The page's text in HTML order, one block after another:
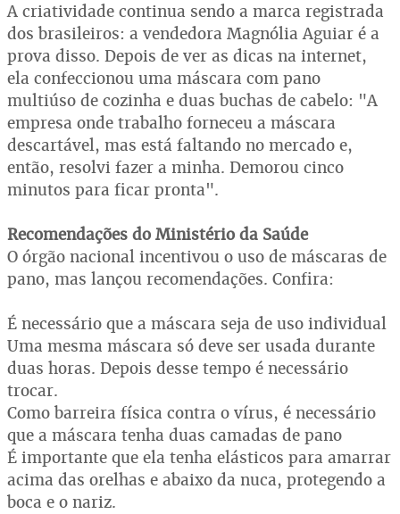
A criatividade continua sendo a marca registrada
dos brasileiros: a vendedora Magnólia Aguiar é a
prova disso. Depois de ver as dicas na internet,
ela confeccionou uma máscara com pano
multiúso de cozinha e duas buchas de cabelo: "A
empresa onde trabalho forneceu a máscara
descartável, mas está faltando no mercado e,
então, resolvi fazer a minha. Demorou cinco
minutos para ficar pronta".
Recomendações do Ministério da Saúde
O órgão nacional incentivou o uso de máscaras de
pano, mas lançou recomendações. Confira:
É necessário que a máscara seja de uso individual
Uma mesma máscara só deve ser usada durante
duas horas. Depois desse tempo é necessário
trocar.
Como barreira física contra o vírus, é necessário
que a máscara tenha duas camadas de pano
É importante que ela tenha elásticos para amarrar
acima das orelhas e abaixo da nuca, protegendo a
boca e o nariz.